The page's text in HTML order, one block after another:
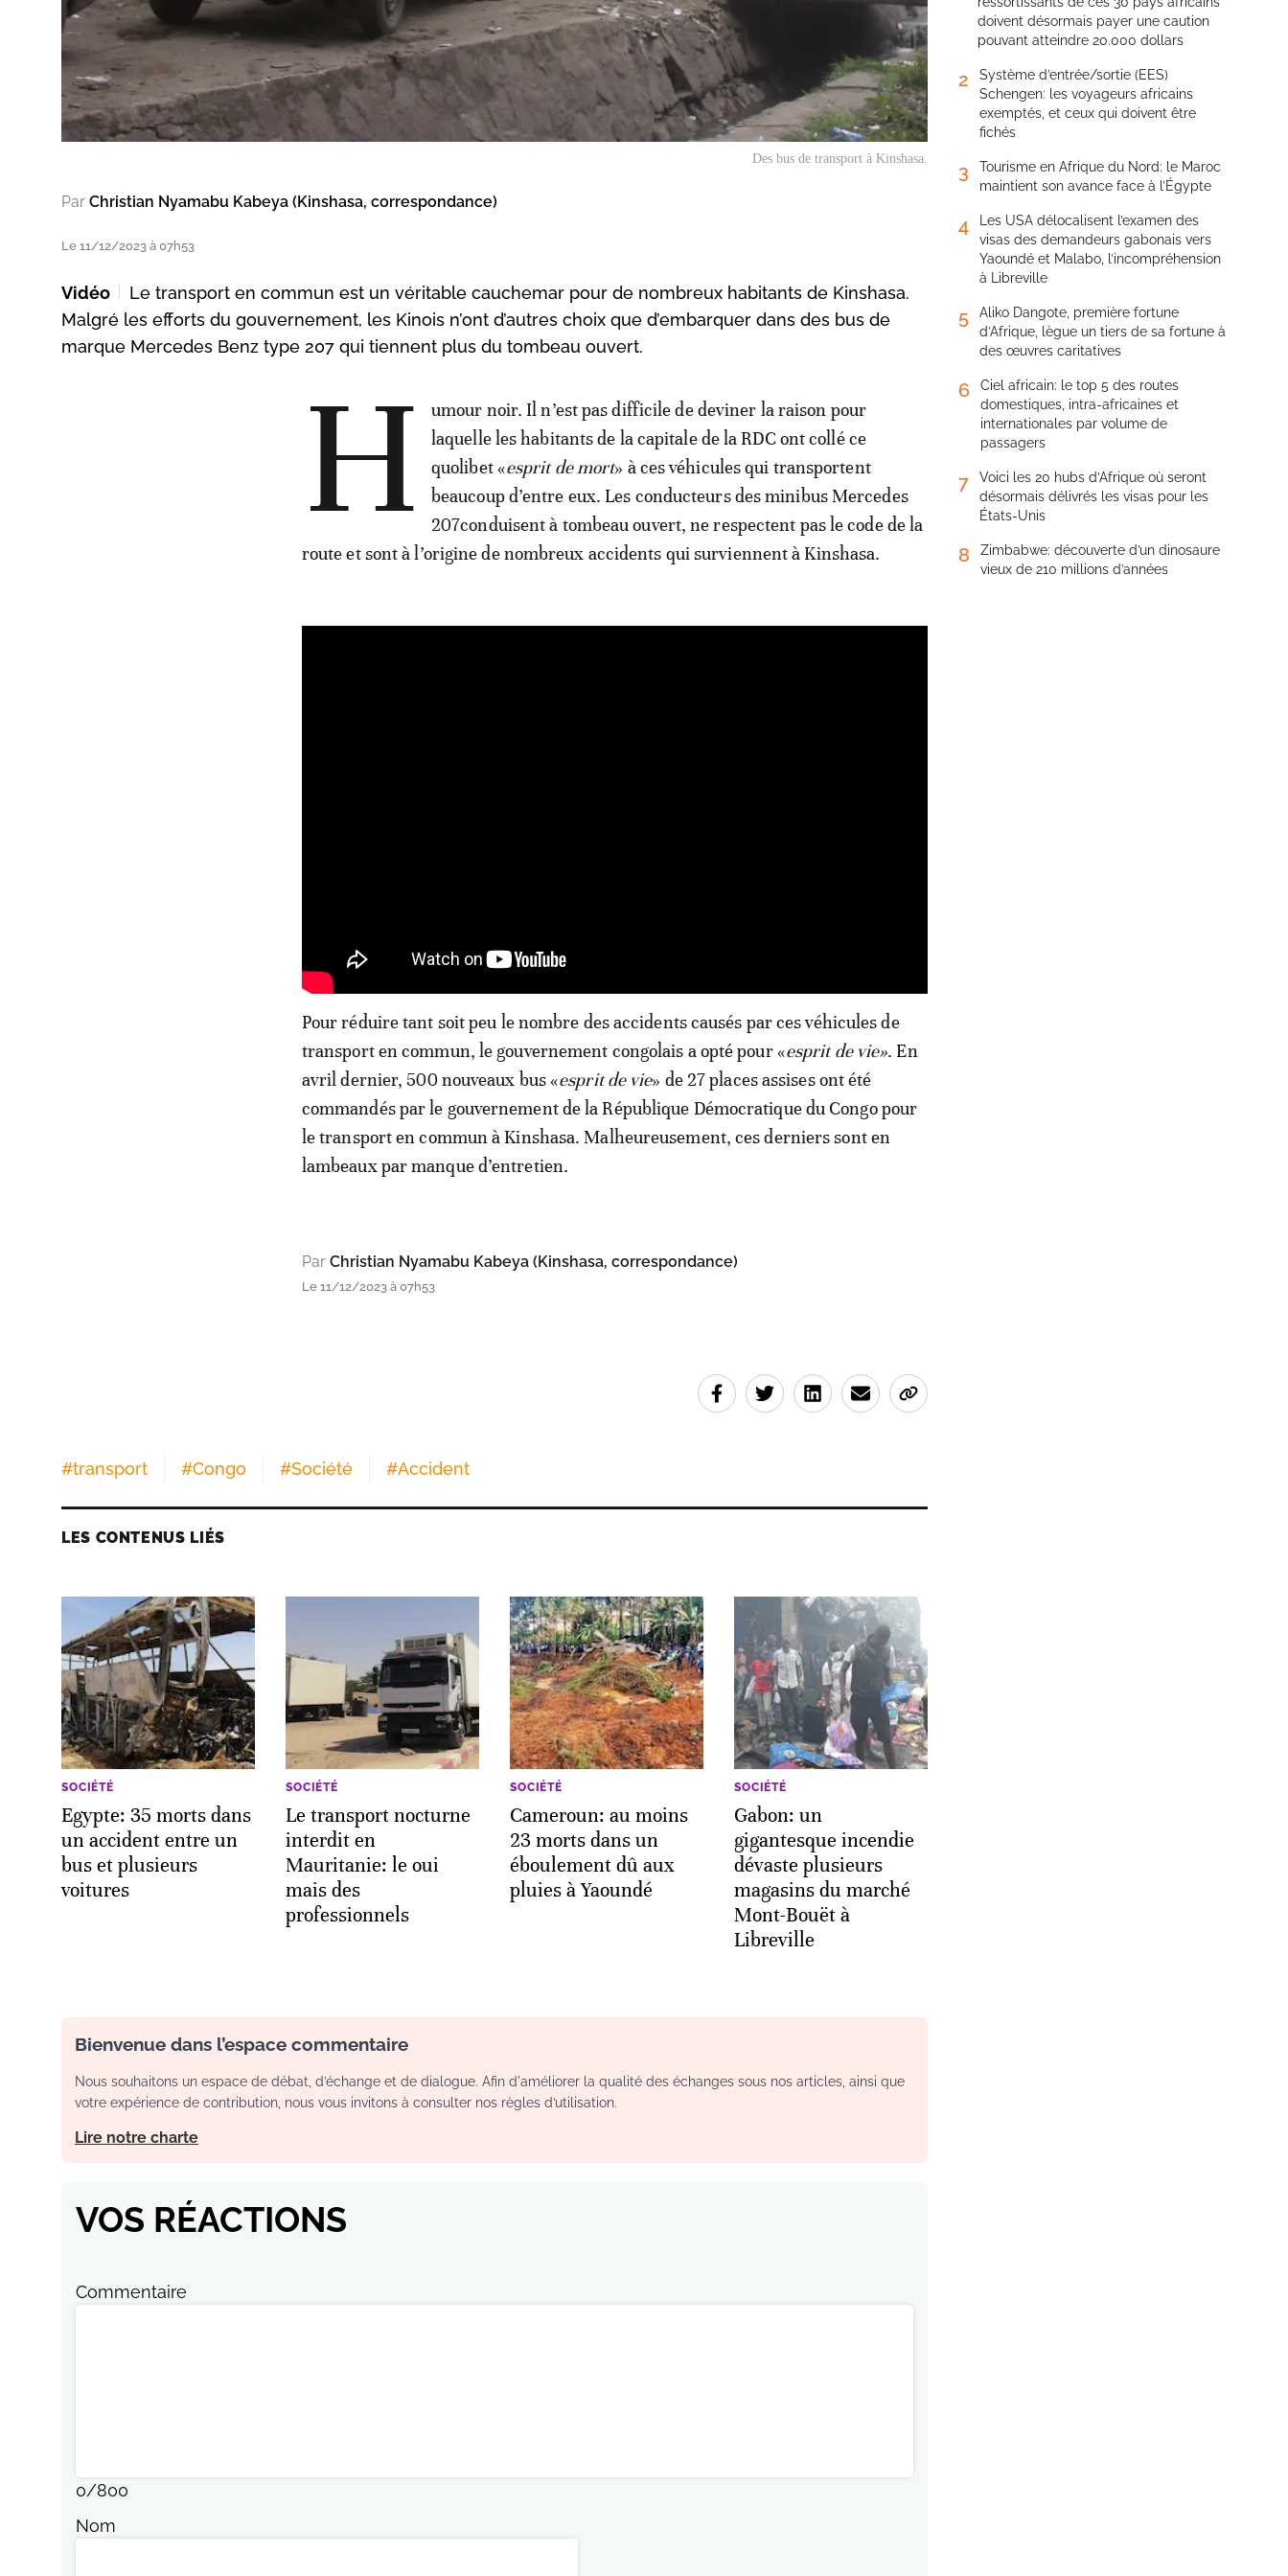
Des bus de transport à Kinshasa.
Par Christian Nyamabu Kabeya (Kinshasa, correspondance)
Le 11/12/2023 à 07h53
Vidéo
Le transport en commun est un véritable cauchemar pour de nombreux habitants de Kinshasa.
Malgré les efforts du gouvernement, les Kinois n’ont d’autres choix que d’embarquer dans des bus de
marque Mercedes Benz type 207 qui tiennent plus du tombeau ouvert.
H
umour noir. Il n’est pas difficile de deviner la raison pour
laquelle les habitants de la capitale de la RDC ont collé ce
quolibet «esprit de mort» à ces véhicules qui transportent
beaucoup d’entre eux. Les conducteurs des minibus Mercedes
207conduisent à tombeau ouvert, ne respectent pas le code de la
route et sont à l’origine de nombreux accidents qui surviennent à Kinshasa.
Pour réduire tant soit peu le nombre des accidents causés par ces véhicules de
transport en commun, le gouvernement congolais a opté pour «esprit de vie». En
avril dernier, 500 nouveaux bus «esprit de vie» de 27 places assises ont été
commandés par le gouvernement de la République Démocratique du Congo pour
le transport en commun à Kinshasa. Malheureusement, ces derniers sont en
lambeaux par manque d’entretien.
Par Christian Nyamabu Kabeya (Kinshasa, correspondance)
Le 11/12/2023 à 07h53
#transport #Congo #Société #Accident
LES CONTENUS LIÉS
SOCIÉTÉ
Egypte: 35 morts dans
un accident entre un
bus et plusieurs
voitures
SOCIÉTÉ
Le transport nocturne
interdit en
Mauritanie: le oui
mais des
professionnels
SOCIÉTÉ
Cameroun: au moins
23 morts dans un
éboulement dû aux
pluies à Yaoundé
SOCIÉTÉ
Gabon: un
gigantesque incendie
dévaste plusieurs
magasins du marché
Mont-Bouët à
Libreville
Bienvenue dans l’espace commentaire
Nous souhaitons un espace de débat, d’échange et de dialogue. Afin d'améliorer la qualité des échanges sous nos articles, ainsi que
votre expérience de contribution, nous vous invitons à consulter nos règles d’utilisation.
Lire notre charte
VOS RÉACTIONS
Commentaire
0/800
Nom
doivent désormais payer une caution
pouvant atteindre 20.000 dollars
2
Système d’entrée/sortie (EES)
Schengen: les voyageurs africains
exemptés, et ceux qui doivent être
fichés
3
Tourisme en Afrique du Nord: le Maroc
maintient son avance face à l’Égypte
4
Les USA délocalisent l’examen des
visas des demandeurs gabonais vers
Yaoundé et Malabo, l’incompréhension
à Libreville
5
Aliko Dangote, première fortune
d’Afrique, lègue un tiers de sa fortune à
des œuvres caritatives
6
Ciel africain: le top 5 des routes
domestiques, intra-africaines et
internationales par volume de
passagers
7
Voici les 20 hubs d’Afrique où seront
désormais délivrés les visas pour les
États-Unis
8
Zimbabwe: découverte d’un dinosaure
vieux de 210 millions d’années